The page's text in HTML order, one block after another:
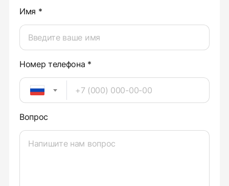
Имя *
Номер телефона *
Вопрос